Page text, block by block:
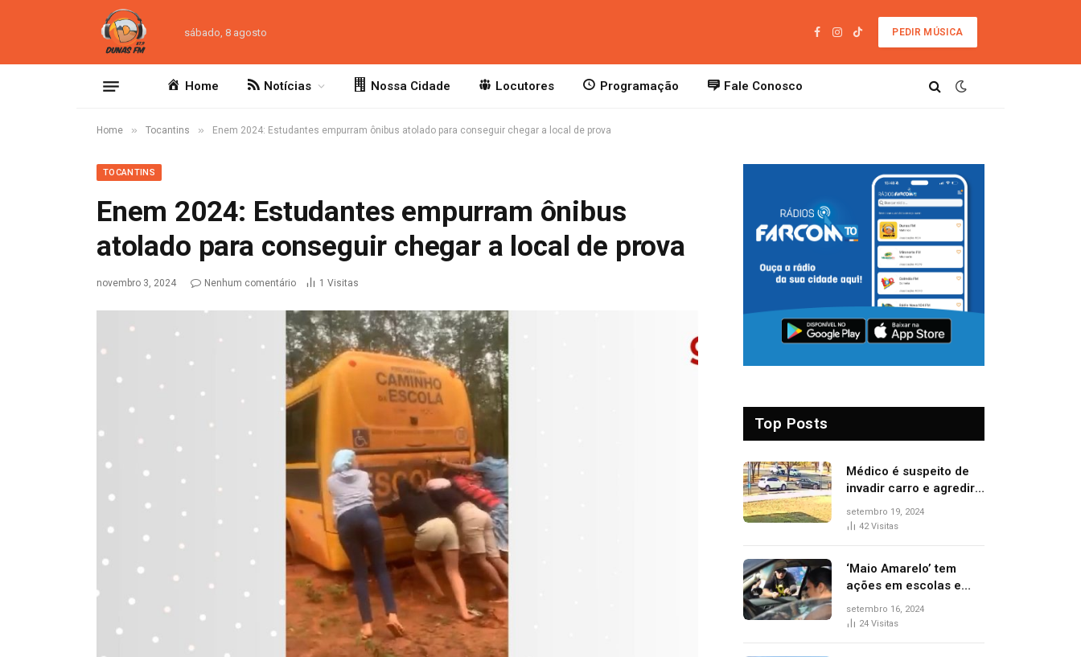
sábado, 8 agosto
Facebook
Instagram
TikTok
PEDIR MÚSICA
Home Notícias Nossa Cidade Locutores Programação Fale Conosco
Home » Tocantins » Enem 2024: Estudantes empurram ônibus atolado para conseguir chegar a local de prova
TOCANTINS
Enem 2024: Estudantes empurram ônibus
atolado para conseguir chegar a local de prova
novembro 3, 2024 Nenhum comentário 1 Visitas
Top Posts
Médico é suspeito de
invadir carro e agredir
delegado aposentado
durante confusão no
setembro 19, 2024
42Visitas
‘Maio Amarelo’ tem
ações em escolas e
ruas para prevenir
acidentes no trânsito
setembro 16, 2024
24 Visitas